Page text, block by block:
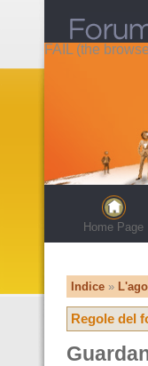
FAIL (the
Home Page
Indice »
Regole del